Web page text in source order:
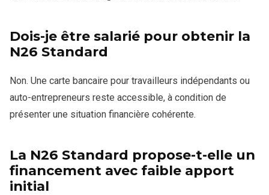
Dois-je être salarié pour obtenir la
N26 Standard
Non. Une carte bancaire pour travailleurs indépendants ou
auto-entrepreneurs reste accessible, à condition de
présenter une situation financière cohérente.
La N26 Standard propose-t-elle un
financement avec faible apport
initial